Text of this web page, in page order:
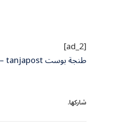
[ad_2]
طنجة بوست tanjapost – أخبار طنجة
شاركها.